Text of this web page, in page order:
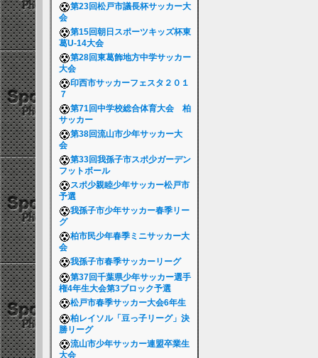
第23回松戸市議長杯サッカー大
会
第15回朝日スポーツキッズ杯東
葛U-14大会
第28回東葛飾地方中学サッカー
大会
印西市サッカーフェスタ２０１
７
第71回中学校総合体育大会 柏
サッカー
第38回流山市少年サッカー大
会
第33回我孫子市スポ少ガーデン
フットボール
スポ少親睦少年サッカー松戸市
予選
我孫子市少年サッカー春季リー
グ
柏市民少年春季ミニサッカー大
会
我孫子市春季サッカーリーグ
第37回千葉県少年サッカー選手
権4年生大会第3ブロック予選
松戸市春季サッカー大会6年生
柏レイソル「豆っ子リーグ」決
勝リーグ
流山市少年サッカー連盟卒業生
大会